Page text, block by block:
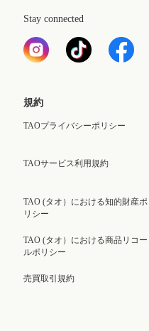
Stay connected
規約
TAOプライバシーポリシー
TAOサービス利用規約
TAO (タオ）における知的財産ポ
リシー
TAO (タオ）における商品リコー
ルポリシー
売買取引規約